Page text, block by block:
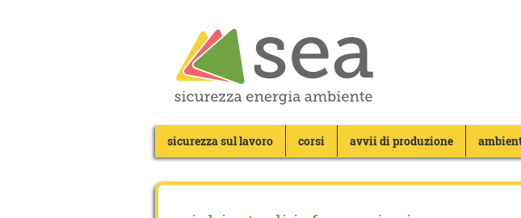
sicurezza sul lavoro corsi avvii di produzione